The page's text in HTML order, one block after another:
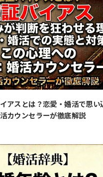
アスとは？恋愛・婚活で思
カウンセラーが徹底解説